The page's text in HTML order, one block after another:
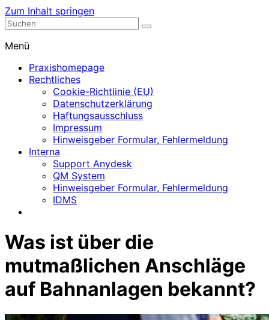
Zum Inhalt springen
Nephrologische Praxis mit Dialyse
Menü
Praxishomepage
Rechtliches
Cookie-Richtlinie (EU)
Datenschutzerklärung
Haftungsausschluss
Impressum
Hinweisgeber Formular, Fehlermeldung
Interna
Support Anydesk
QM System
Hinweisgeber Formular, Fehlermeldung
IDMS
Was ist über die
mutmaßlichen Anschläge
auf Bahnanlagen bekannt?